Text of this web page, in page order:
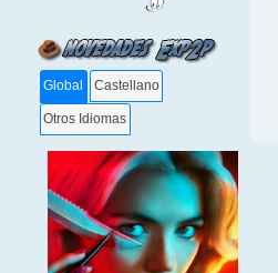
Global Castellano
Otros Idiomas